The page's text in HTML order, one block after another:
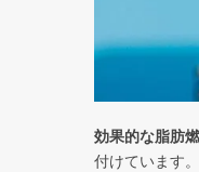
効果的な脂肪
付けています